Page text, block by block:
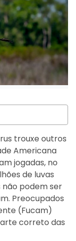
trouxe outros
Americana
jogadas, no
de luvas
não podem ser
Preocupados
(Fucam)
correto das